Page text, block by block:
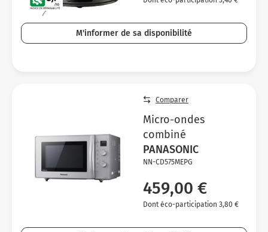
M'informer de sa disponibilité
Comparer
Micro-ondes
combiné
PANASONIC
NN-CD575MEPG
459,00 €
Dont éco-participation 3,80 €